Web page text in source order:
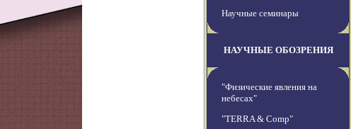
Научные семинары
НАУЧНЫЕ ОБОЗРЕНИЯ
"Физические явления на
небесах"
"TERRA & Comp"